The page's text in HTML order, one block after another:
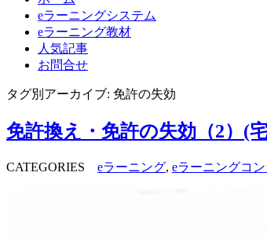
eラーニングシステム
eラーニング教材
人気記事
お問合せ
タグ別アーカイブ: 免許の失効
免許換え・免許の失効（2）(
CATEGORIES eラーニング, eラーニングコ